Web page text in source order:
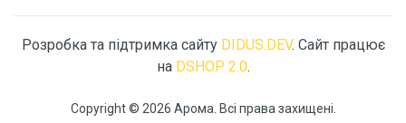
Copyright © 2026 Арома. Всі права захищені.
Розробка та підтримка сайту DIDUS.DEV. Сайт працює
на DSHOP 2.0.